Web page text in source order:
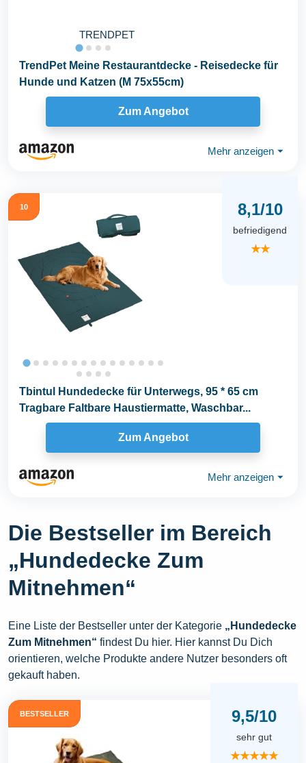
TRENDPET
TrendPet Meine Restaurantdecke - Reisedecke für
Hunde und Katzen (M 75x55cm)
Zum Angebot
Mehr anzeigen ⏷
10 8,1/10
befriedigend
★★
Tbintul Hundedecke für Unterwegs, 95 * 65 cm
Tragbare Faltbare Haustiermatte, Waschbar...
Zum Angebot
Mehr anzeigen ⏷
Die Bestseller im Bereich
„Hundedecke Zum
Mitnehmen“
Eine Liste der Bestseller unter der Kategorie „Hundedecke
Zum Mitnehmen“ findest Du hier. Hier kannst Du Dich
orientieren, welche Produkte andere Nutzer besonders oft
gekauft haben.
BESTSELLER 9,5/10
sehr gut
★★★★★